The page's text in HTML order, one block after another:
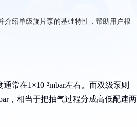
介绍单级旋片泵的基础特性，帮助用户根
常在1×10⁻²mbar左右。而双级泵则
，相当于把抽气过程分成高低配速两